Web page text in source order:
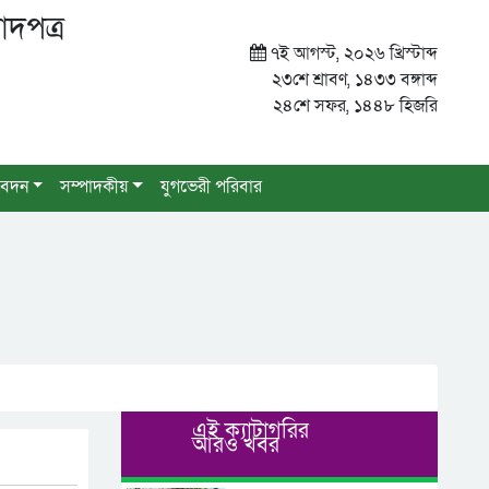
৭ই আগস্ট, ২০২৬ খ্রিস্টাব্দ
২৩শে শ্রাবণ, ১৪৩৩ বঙ্গাব্দ
২৪শে সফর, ১৪৪৮ হিজরি
সম্পাদকীয় যুগভেরী পরিবার
এই ক্যাটাগরির
আরও খবর